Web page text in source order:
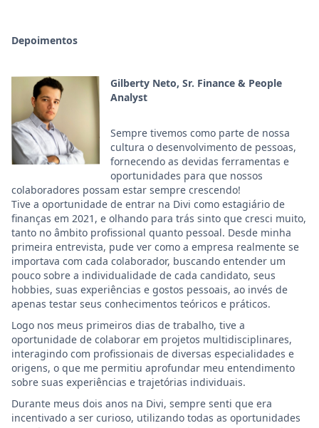
Depoimentos
Gilberty Neto, Sr. Finance & People
Analyst
Sempre tivemos como parte de nossa
cultura o desenvolvimento de pessoas,
fornecendo as devidas ferramentas e
oportunidades para que nossos
colaboradores possam estar sempre crescendo!
Tive a oportunidade de entrar na Divi como estagiário de
finanças em 2021, e olhando para trás sinto que cresci muito,
tanto no âmbito profissional quanto pessoal. Desde minha
primeira entrevista, pude ver como a empresa realmente se
importava com cada colaborador, buscando entender um
pouco sobre a individualidade de cada candidato, seus
hobbies, suas experiências e gostos pessoais, ao invés de
apenas testar seus conhecimentos teóricos e práticos.
Logo nos meus primeiros dias de trabalho, tive a
oportunidade de colaborar em projetos multidisciplinares,
interagindo com profissionais de diversas especialidades e
origens, o que me permitiu aprofundar meu entendimento
sobre suas experiências e trajetórias individuais.
Durante meus dois anos na Divi, sempre senti que era
incentivado a ser curioso, utilizando todas as oportunidades